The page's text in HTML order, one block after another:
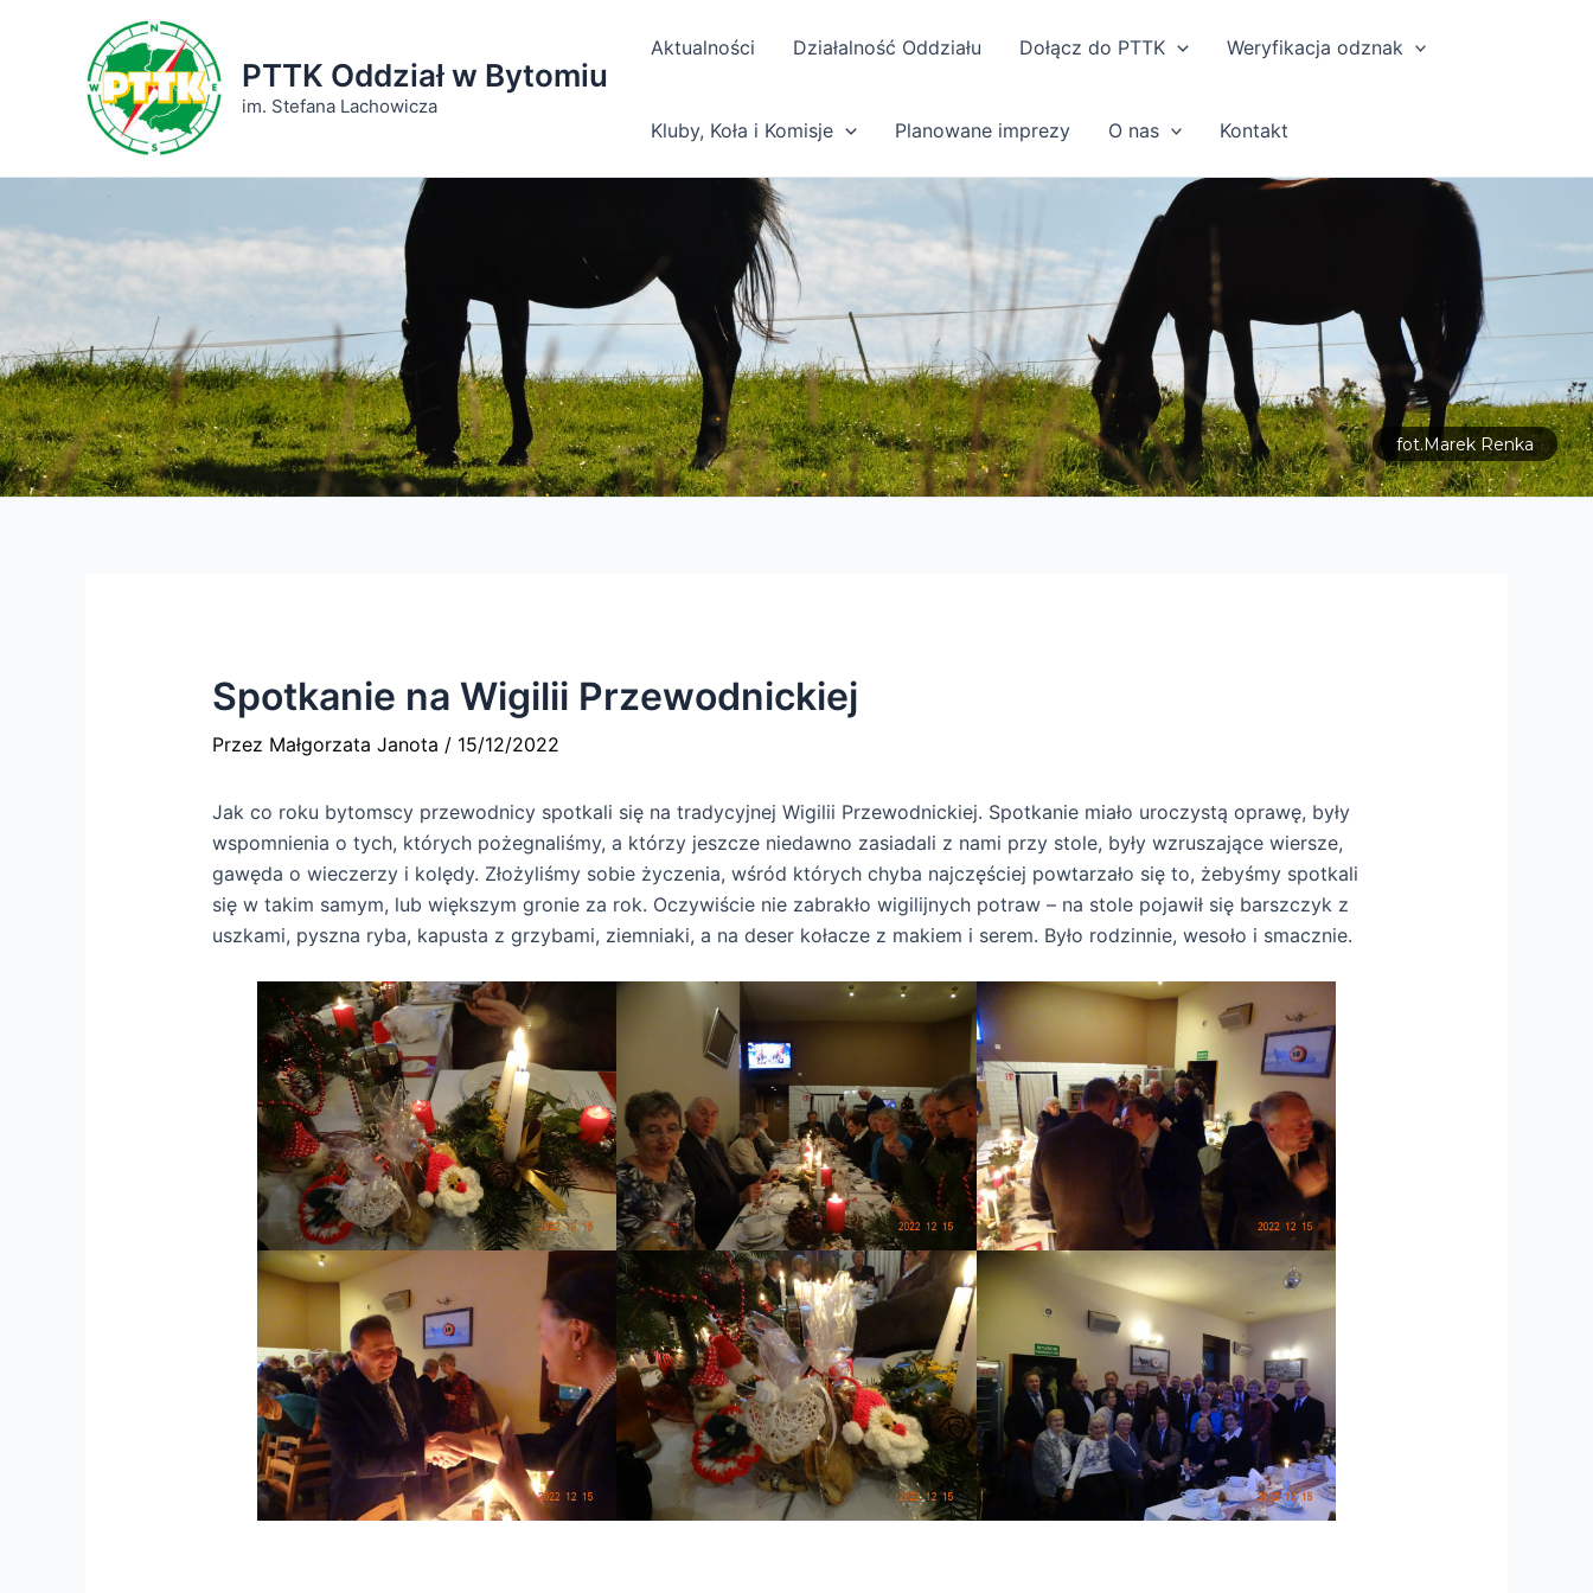
PTTK Oddział w Bytomiu
im. Stefana Lachowicza
Aktualności Działalność Oddziału Dołącz do PTTK Weryfikacja odznak
Kluby, Koła i Komisje Planowane imprezy O nas Kontakt
fot.Marek Renka
Spotkanie na Wigilii Przewodnickiej
Przez Małgorzata Janota / 15/12/2022
Jak co roku bytomscy przewodnicy spotkali się na tradycyjnej Wigilii Przewodnickiej. Spotkanie miało uroczystą oprawę, były
wspomnienia o tych, których pożegnaliśmy, a którzy jeszcze niedawno zasiadali z nami przy stole, były wzruszające wiersze,
gawęda o wieczerzy i kolędy. Złożyliśmy sobie życzenia, wśród których chyba najczęściej powtarzało się to, żebyśmy spotkali
się w takim samym, lub większym gronie za rok. Oczywiście nie zabrakło wigilijnych potraw – na stole pojawił się barszczyk z
uszkami, pyszna ryba, kapusta z grzybami, ziemniaki, a na deser kołacze z makiem i serem. Było rodzinnie, wesoło i smacznie.